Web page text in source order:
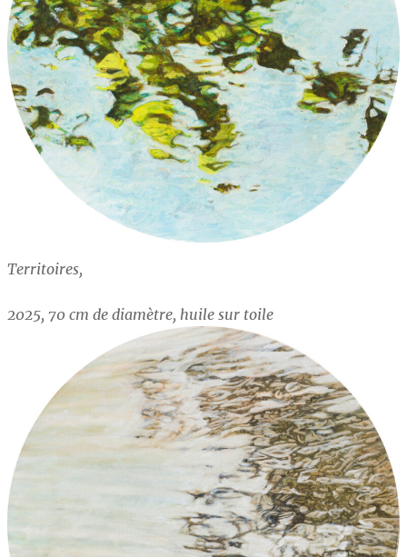
Territoires,
2025, 70 cm de diamètre, huile sur toile